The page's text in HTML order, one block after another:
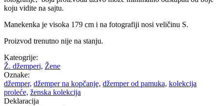
koju vidite na sajtu.
Manekenka je visoka 179 cm i na fotografiji nosi veličinu S.
Proizvod trenutno nije na stanju.
Kateogrije:
Ž. džemperi, Žene
Oznake:
džemper, džemper na kopčanje, džemper od pamuka, kolekcija
proleće, ženska kolekcija
Deklaracija